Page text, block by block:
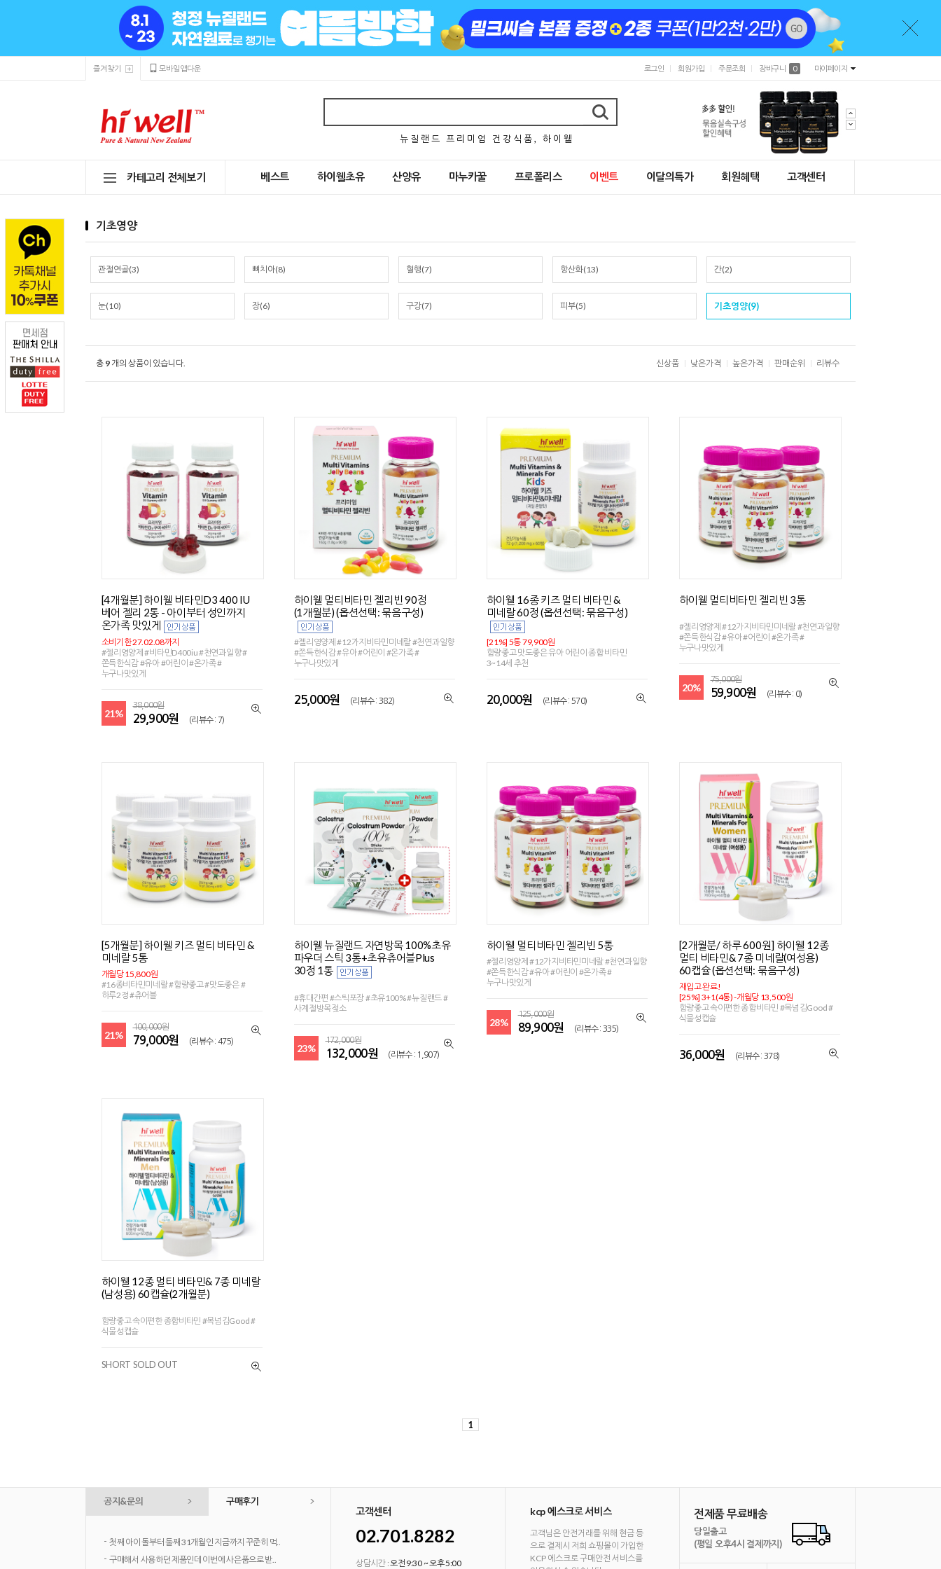
즐겨찾기 모바일앱다운 로그인 회원가입 주문조회 장바구니 0 마이페이지
뉴 질 랜 드 프 리 미 엄 건 강 식 품 , 하 이 웰
카테고리 전체보기 베스트 하이웰초유 산양유 마누카꿀 프로폴리스 이벤트 이달의특가 회원혜택 고객센터
기초영양
관절연골(3) 뼈치아(8) 혈행(7) 항산화(13) 간(2)
눈(10) 장(6) 구강(7) 피부(5) 기초영양(9)
총 9 개의 상품이 있습니다. 신상품 낮은가격 높은가격 판매순위 리뷰수
[4개월분] 하이웰 비타민D3 400 IU
베어 젤리 2통 - 아이부터 성인까지
온가족 맛있게
소비기한 27.02.08까지
#젤리영양제 #비타민D400iu #천연과일향 #
쫀득한식감 #유아 #어린이 #온가족 #
누구나맛있게
21%
38,000원
29,900원 (리뷰수 : 7)
하이웰 멀티비타민 젤리빈 90정
(1개월분) (옵션선택: 묶음구성)
#젤리영양제 #12가지비타민미네랄 #천연과일향
#쫀득한식감 #유아 #어린이 #온가족 #
누구나맛있게
25,000원 (리뷰수 : 382)
하이웰 16종 키즈 멀티 비타민 &
미네랄 60정 (옵션선택: 묶음구성)
[21%] 5통 79,900원
함량좋고 맛도좋은 유아 어린이 종합 비타민
3~14세 추천
20,000원 (리뷰수 : 570)
하이웰 멀티비타민 젤리빈 3통
#젤리영양제 #12가지비타민미네랄 #천연과일향
#쫀득한식감 #유아 #어린이 #온가족 #
누구나맛있게
20%
75,000원
59,900원 (리뷰수 : 0)
[5개월분] 하이웰 키즈 멀티 비타민 &
미네랄 5통
개월당 15,800원
#16종비타민미네랄 #함량좋고 #맛도좋은 #
하루2정 #츄어블
21%
100,000원
79,000원 (리뷰수 : 475)
하이웰 뉴질랜드 자연방목 100%초유
파우더 스틱 3통+초유츄어블Plus
30정 1통
#휴대간편 #스틱포장 #초유100% #뉴질랜드 #
사계절방목젖소
23%
172,000원
132,000원 (리뷰수 : 1,907)
하이웰 멀티비타민 젤리빈 5통
#젤리영양제 #12가지비타민미네랄 #천연과일향
#쫀득한식감 #유아 #어린이 #온가족 #
누구나맛있게
28%
125,000원
89,900원 (리뷰수 : 335)
[2개월분/ 하루 600원] 하이웰 12종
멀티 비타민& 7종 미네랄(여성용)
60캡슐 (옵션선택: 묶음구성)
재입고 완료!
[25%] 3+1(4통) -개월당 13,500원
함량좋고 속이편한 종합비타민 #목넘김Good #
식물성캡슐
36,000원 (리뷰수 : 378)
하이웰 12종 멀티 비타민& 7종 미네랄
(남성용) 60캡슐(2개월분)
함량좋고 속이편한 종합비타민 #목넘김Good #
식물성캡슐
SHORT SOLD OUT
1
공지&문의 구매후기
- 첫째 아이 돌부터 둘째 31개월인 지금까지 꾸준히 먹..
- 구매해서 사용하던 제품인데 이번에 사은품으로 받..
고객센터
02.701.8282
상담시간 :오전 9:30 ~ 오후 5:00
kcp 에스크로 서비스
고객님은 안전거래를 위해 현금 등
으로 결제시 저희 쇼핑몰이 가입한
KCP 에스크로 구매안전 서비스를
전제품 무료배송
당일출고
(평일 오후4시 결제까지)